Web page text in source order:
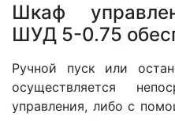
Шкаф
ШУД 5-0.75
Ручной пуск или
осуществляется
управления, либо с